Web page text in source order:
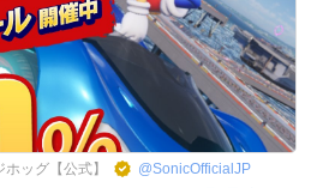
ッグ【公式】 @SonicOfficialJP